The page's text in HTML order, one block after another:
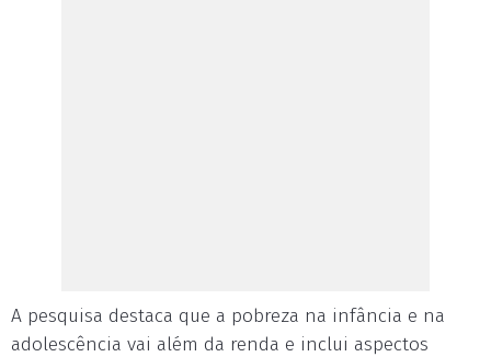
A pesquisa destaca que a pobreza na infância e na
adolescência vai além da renda e inclui aspectos